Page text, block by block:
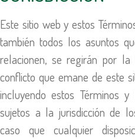
Este sitio web y estos
también todos los asuntos
relacionen, se regirán por la
conflicto que emane de este
incluyendo estos Términos
sujetos a la jurisdicción de
caso que cualquier